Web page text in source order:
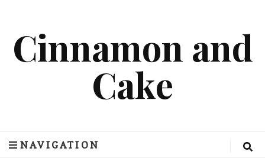
Cinnamon and
Cake
NAVIGATION